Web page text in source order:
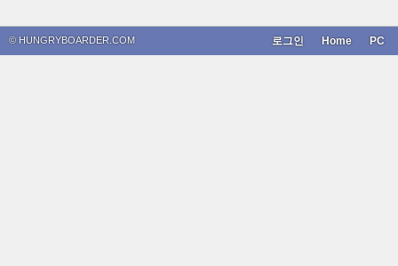
© HUNGRYBOARDER.COM PC
Home
로그인